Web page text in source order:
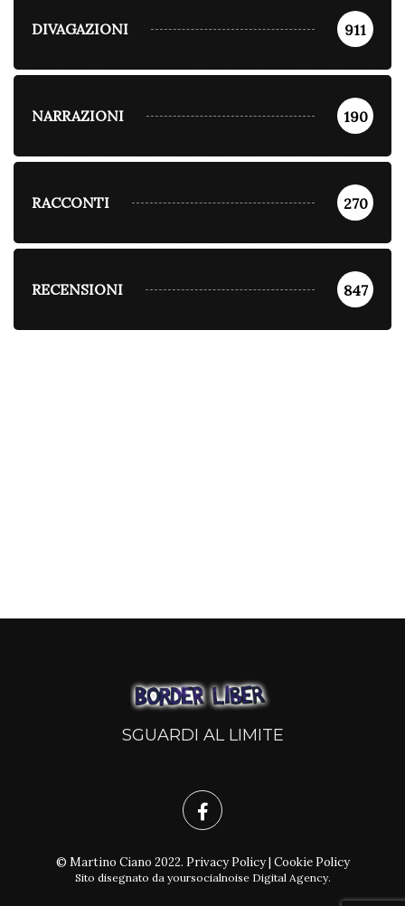
DIVAGAZIONI 911
NARRAZIONI 190
RACCONTI 270
RECENSIONI 847
SGUARDI AL LIMITE
© Martino Ciano 2022. Privacy Policy| Cookie Policy
Sito disegnato da yoursocialnoise Digital Agency.